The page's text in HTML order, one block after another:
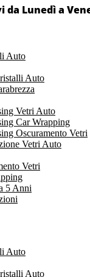
da Lunedì a
Auto
Auto
Vetri Auto
Car Wrapping
Oscuramento Vetri
Vetri Auto
Vetri
5 Anni
Auto
Auto